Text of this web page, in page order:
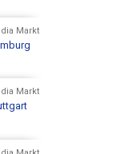
Markt
Markt